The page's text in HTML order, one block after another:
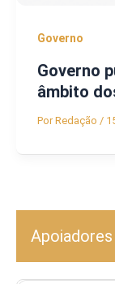
Governo
Governo
âmbito
PorRedação /
Apoiadores